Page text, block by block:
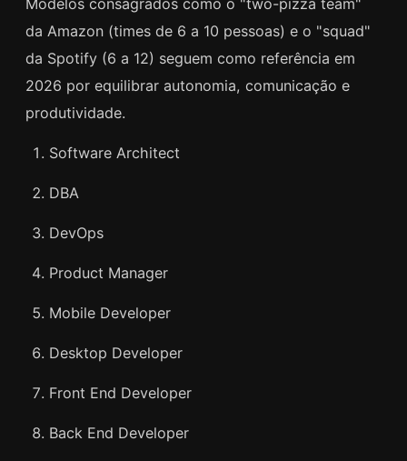
Modelos consagrados como o "two-pizza team"
da Amazon (times de 6 a 10 pessoas) e o "squad"
da Spotify (6 a 12) seguem como referência em
2026 por equilibrar autonomia, comunicação e
produtividade.
Software Architect
DBA
DevOps
Product Manager
Mobile Developer
Desktop Developer
Front End Developer
Back End Developer